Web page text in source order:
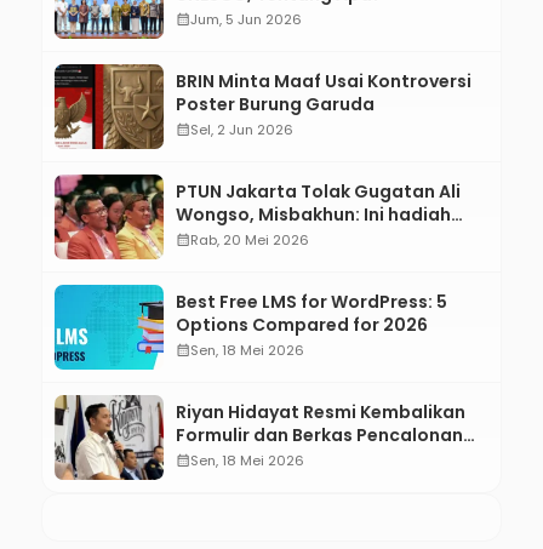
calendar_monthJum, 5 Jun 2026
BRIN Minta Maaf Usai Kontroversi
Poster Burung Garuda
calendar_monthSel, 2 Jun 2026
PTUN Jakarta Tolak Gugatan Ali
Wongso, Misbakhun: Ini hadiah
Ulang Tahun Ke-66 SOKSI
calendar_monthRab, 20 Mei 2026
Best Free LMS for WordPress: 5
Options Compared for 2026
calendar_monthSen, 18 Mei 2026
Riyan Hidayat Resmi Kembalikan
Formulir dan Berkas Pencalonan
Ketua Umum BM PAN 2026–2031
calendar_monthSen, 18 Mei 2026